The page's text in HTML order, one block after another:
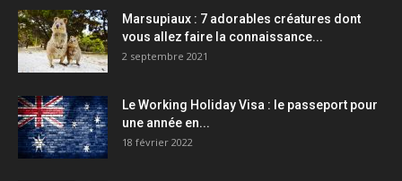
Marsupiaux : 7 adorables créatures dont
vous allez faire la connaissance...
2 septembre 2021
Le Working Holiday Visa : le passeport pour
une année en...
18 février 2022